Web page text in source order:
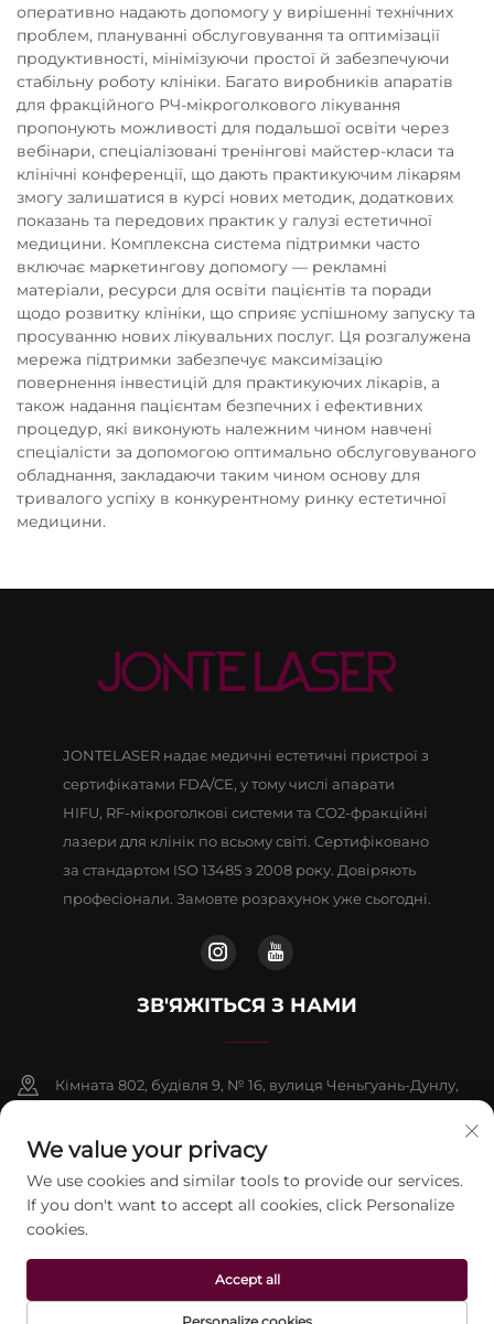
оперативно надають допомогу у вирішенні технічних
проблем, плануванні обслуговування та оптимізації
продуктивності, мінімізуючи простої й забезпечуючи
стабільну роботу клініки. Багато виробників апаратів
для фракційного РЧ-мікроголкового лікування
пропонують можливості для подальшої освіти через
вебінари, спеціалізовані тренінгові майстер-класи та
клінічні конференції, що дають практикуючим лікарям
змогу залишатися в курсі нових методик, додаткових
показань та передових практик у галузі естетичної
медицини. Комплексна система підтримки часто
включає маркетингову допомогу — рекламні
матеріали, ресурси для освіти пацієнтів та поради
щодо розвитку клініки, що сприяє успішному запуску та
просуванню нових лікувальних послуг. Ця розгалужена
мережа підтримки забезпечує максимізацію
повернення інвестицій для практикуючих лікарів, а
також надання пацієнтам безпечних і ефективних
процедур, які виконують належним чином навчені
спеціалісти за допомогою оптимально обслуговуваного
обладнання, закладаючи таким чином основу для
тривалого успіху в конкурентному ринку естетичної
медицини.
JONTELASER надає медичні естетичні пристрої з
сертифікатами FDA/CE, у тому числі апарати
HIFU, RF-мікроголкові системи та CO2-фракційні
лазери для клінік по всьому світі. Сертифіковано
за стандартом ISO 13485 з 2008 року. Довіряють
професіонали. Замовте розрахунок уже сьогодні.
ЗВ'ЯЖІТЬСЯ З НАМИ
Кімната 802, будівля 9, № 16, вулиця Ченьгуань-Дунлу,
+86-13911459627
[email protected]
Авторське право © 2026 Пекінська компанія Jontelaser
Technology CO., LTD. Усі права захищені.
We value your privacy
We use cookies and similar tools to provide our services.
If you don't want to accept all cookies, click Personalize
cookies.
Accept all